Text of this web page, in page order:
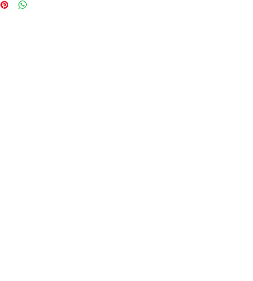
bénéficier d'un retour, votre article doit
gratuite via Colissimo partout en France